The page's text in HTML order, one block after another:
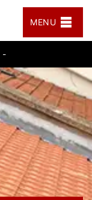
MENU
-